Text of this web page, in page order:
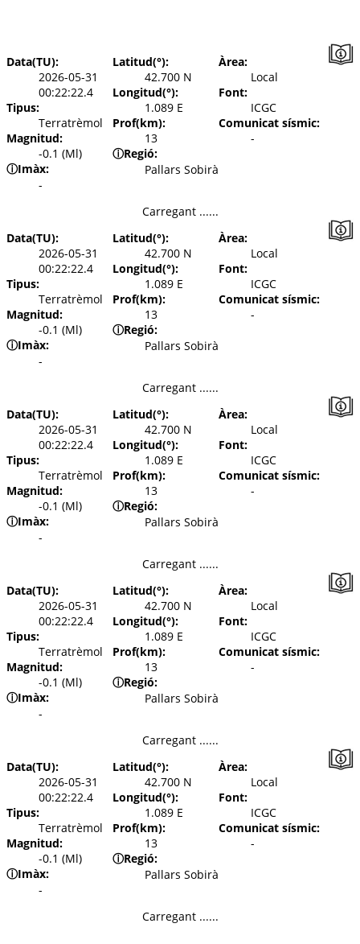
Data(TU):
2026-05-31
00:22:22.4
Tipus:
Terratrèmol
Magnitud:
-0.1 (Ml)
ⓘImàx:
-
Latitud(°):
42.700 N
Longitud(°):
1.089 E
Prof(km):
13
ⓘRegió:
Pallars Sobirà
Àrea:
Local
Font:
ICGC
Comunicat sísmic:
-
Carregant ......
Data(TU):
2026-05-31
00:22:22.4
Tipus:
Terratrèmol
Magnitud:
-0.1 (Ml)
ⓘImàx:
-
Latitud(°):
42.700 N
Longitud(°):
1.089 E
Prof(km):
13
ⓘRegió:
Pallars Sobirà
Àrea:
Local
Font:
ICGC
Comunicat sísmic:
-
Carregant ......
Data(TU):
2026-05-31
00:22:22.4
Tipus:
Terratrèmol
Magnitud:
-0.1 (Ml)
ⓘImàx:
-
Latitud(°):
42.700 N
Longitud(°):
1.089 E
Prof(km):
13
ⓘRegió:
Pallars Sobirà
Àrea:
Local
Font:
ICGC
Comunicat sísmic:
-
Carregant ......
Data(TU):
2026-05-31
00:22:22.4
Tipus:
Terratrèmol
Magnitud:
-0.1 (Ml)
ⓘImàx:
-
Latitud(°):
42.700 N
Longitud(°):
1.089 E
Prof(km):
13
ⓘRegió:
Pallars Sobirà
Àrea:
Local
Font:
ICGC
Comunicat sísmic:
-
Carregant ......
Data(TU):
2026-05-31
00:22:22.4
Tipus:
Terratrèmol
Magnitud:
-0.1 (Ml)
ⓘImàx:
-
Latitud(°):
42.700 N
Longitud(°):
1.089 E
Prof(km):
13
ⓘRegió:
Pallars Sobirà
Àrea:
Local
Font:
ICGC
Comunicat sísmic:
-
Carregant ......